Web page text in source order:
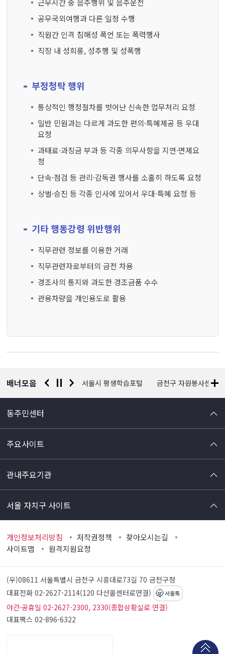
근무시간 중 음주행위 및 음주운전
공무국외여행과 다른 일정 수행
직원간 인격 침해성 폭언 또는 폭력행사
직장 내 성희롱, 성추행 및 성폭행
부정청탁 행위
통상적인 행정절차를 벗어난 신속한 업무처리 요청
일반 민원과는 다르게 과도한 편의·특혜제공 등 우대
요청
과태료·과징금 부과 등 각종 의무사항을 지연·면제요
청
단속·점검 등 관리·감독권 행사를 소홀히 하도록 요청
상벌·승진 등 각종 인사에 있어서 우대·특혜 요청 등
기타 행동강령 위반행위
직무관련 정보를 이용한 거래
직무관련자로부터의 금전 차용
경조사의 통지와 과도한 경조금품 수수
관용차량을 개인용도로 활용
배너모음
찰청 유실물 통합포털 서울시 평생학습포털 금천구 자원봉사센터
동주민센터
주요사이트
관내주요기관
서울 자치구 사이트
개인정보처리방침 저작권정책
찾아오시는길
사이트맵
원격지원요청
(우)08611 서울특별시 금천구 시흥대로73길 70금천구청
대표전화 02-2627-2114(120 다산콜센터로연결)
서울톡
야간·공휴일 02-2627-2300, 2330(종합상황실로 연결)
대표팩스 02-896-6322